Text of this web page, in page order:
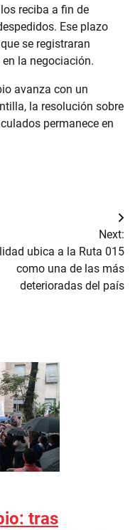
reciba a fin de
Ese plazo
se registraran
la negociación.
avanza con un
la resolución sobre
permanece en
Next:
ubica a la Ruta 015
como una de las más
deterioradas del país
tras